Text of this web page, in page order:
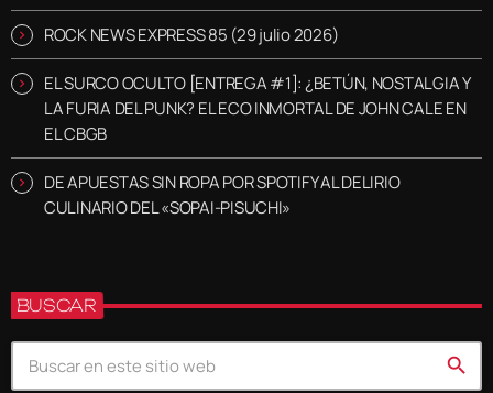
ROCK NEWS EXPRESS 85 (29 julio 2026)
EL SURCO OCULTO [ENTREGA #1]: ¿BETÚN, NOSTALGIA Y
LA FURIA DEL PUNK? EL ECO INMORTAL DE JOHN CALE EN
EL CBGB
DE APUESTAS SIN ROPA POR SPOTIFY AL DELIRIO
CULINARIO DEL «SOPAI-PISUCHI»
BUSCAR
search